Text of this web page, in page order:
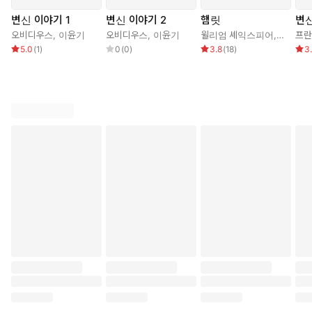
변신 이야기 1
오비디우스, 이윤기
5.0 (1)
변신 이야기 2
오비디우스, 이윤기
0 (0)
햄릿
윌리엄 셰익스피어, 최종철
3.8(18)
변
프